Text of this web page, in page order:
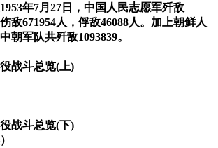
年7月27日，中国人民志愿军歼敌
敌671954人，俘敌46088人。加上朝鲜人
朝军队共歼敌1093839。
战斗总览(上)
战斗总览(下)